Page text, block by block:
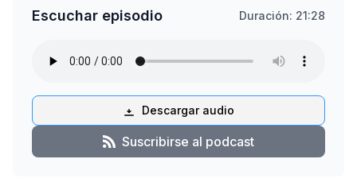
Escuchar episodio Duración: 21:28
Descargar audio
Suscribirse al podcast